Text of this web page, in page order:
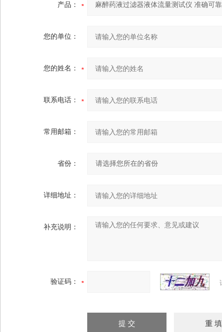
产品：
您的单位：
您的姓名：
联系电话：
常用邮箱：
省份：
详细地址：
补充说明：
验证码：